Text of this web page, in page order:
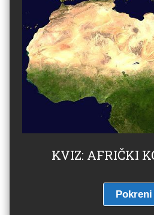
KVIZ: AFRIČKI